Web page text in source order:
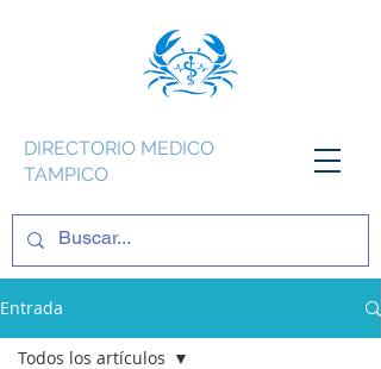
DIRECTORIO MEDICO
TAMPICO
Entrada
Todos los artículos